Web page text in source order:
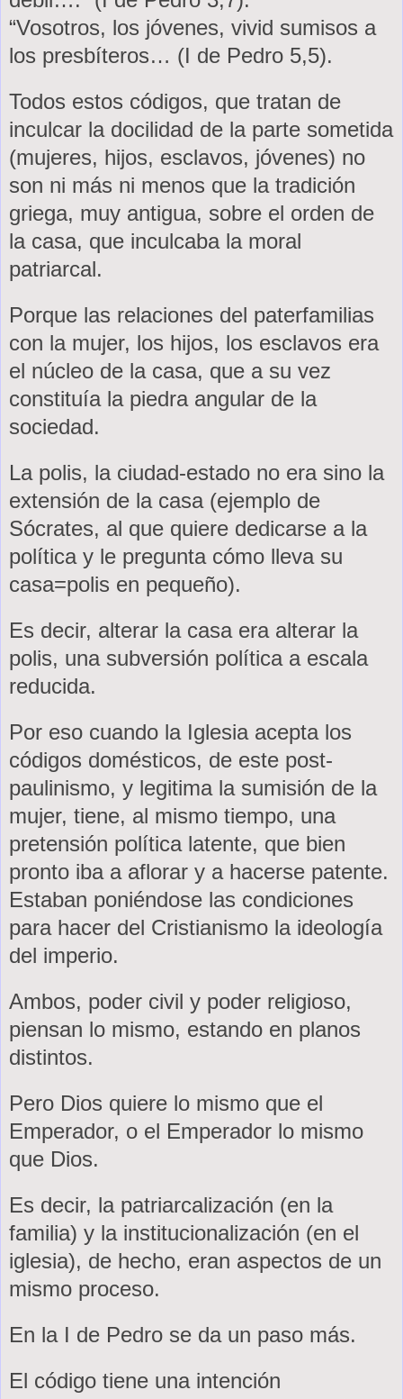
“Vosotros, los jóvenes, vivid sumisos a
los presbíteros… (I de Pedro 5,5).
Todos estos códigos, que tratan de
inculcar la docilidad de la parte sometida
(mujeres, hijos, esclavos, jóvenes) no
son ni más ni menos que la tradición
griega, muy antigua, sobre el orden de
la casa, que inculcaba la moral
patriarcal.
Porque las relaciones del paterfamilias
con la mujer, los hijos, los esclavos era
el núcleo de la casa, que a su vez
constituía la piedra angular de la
sociedad.
La polis, la ciudad-estado no era sino la
extensión de la casa (ejemplo de
Sócrates, al que quiere dedicarse a la
política y le pregunta cómo lleva su
casa=polis en pequeño).
Es decir, alterar la casa era alterar la
polis, una subversión política a escala
reducida.
Por eso cuando la Iglesiaacepta los
códigos domésticos, de este post-
paulinismo, y legitima la sumisión de la
mujer, tiene, al mismo tiempo, una
pretensión política latente, que bien
pronto iba a aflorar y a hacerse patente.
Estaban poniéndose las condiciones
para hacer del Cristianismo la ideología
del imperio.
Ambos, poder civil y poder religioso,
piensan lo mismo, estando en planos
distintos.
Pero Dios quiere lo mismo que el
Emperador, o el Emperador lo mismo
que Dios.
Es decir, la patriarcalización (en la
familia) y la institucionalización (en el
iglesia), de hecho, eran aspectos de un
mismo proceso.
En la I de Pedro se da un paso más.
El código tiene una intención